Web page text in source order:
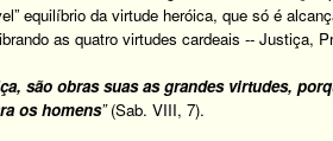
equilíbrio da virtude heróica, que só é
as quatro virtudes cardeais -- Justiça,
são obras suas as grandes virtudes,
os homens”(Sab. VIII, 7).